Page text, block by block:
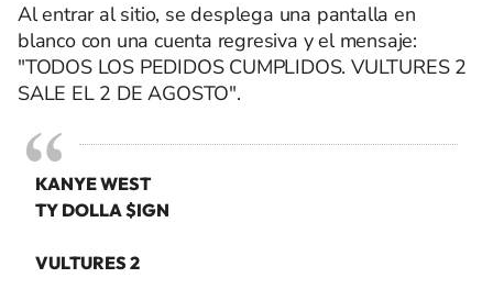
Al entrar al sitio, se desplega una pantalla en
blanco con una cuenta regresiva y el mensaje:
"TODOS LOS PEDIDOS CUMPLIDOS. VULTURES 2
SALE EL 2 DE AGOSTO".
KANYE WEST
TY DOLLA$IGN
VULTURES 2